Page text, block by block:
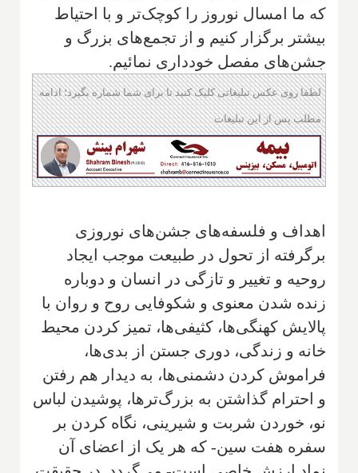
که ما امسال نوروز را کوچک‌تر و با احتیاط
بیشتر برگزار کنیم و از تجمع‌های بزرگ و
جشن‌های مفصل خودداری نمائیم.
لطفا روی عکس تبلیغاتی کلیک کنید تا برای شما شماره بگیرد؛ ادامه
مطلب پس از این تبلیغات
اهداف و فلسفه‌های جشن‌های نوروزی
برگرفته از تحول در طبیعت موجب ایجاد
روحیه و تغییر و تازگی در انسان و دوباره
زنده شدن معنوی و شکوفایی روح و روان با
پالایش کهنگی‌ها، کثیفی‌ها، تمیز کردن محیط
خانه و زندگی، دوری جستن از بدی‌ها،
فراموش کردن دشمنی‌ها، به دیدار هم رفتن
و احترام گذاشتن به بزرگ‌ترها، پوشیدن لباس
نو، خوردن شربت و شیرینی، نگاه کردن بر
سفره هفت سین- که هر یک از اعضای آن